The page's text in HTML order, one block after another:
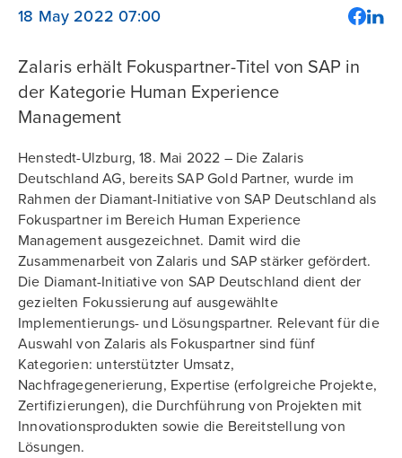
18 May 2022 07:00
Zalaris erhält Fokuspartner-Titel von SAP in
der Kategorie Human Experience
Management
Henstedt-Ulzburg, 18. Mai 2022 – Die Zalaris
Deutschland AG, bereits SAP Gold Partner, wurde im
Rahmen der Diamant-Initiative von SAP Deutschland als
Fokuspartner im Bereich Human Experience
Management ausgezeichnet. Damit wird die
Zusammenarbeit von Zalaris und SAP stärker gefördert.
Die Diamant-Initiative von SAP Deutschland dient der
gezielten Fokussierung auf ausgewählte
Implementierungs- und Lösungspartner. Relevant für die
Auswahl von Zalaris als Fokuspartner sind fünf
Kategorien: unterstützter Umsatz,
Nachfragegenerierung, Expertise (erfolgreiche Projekte,
Zertifizierungen), die Durchführung von Projekten mit
Innovationsprodukten sowie die Bereitstellung von
Lösungen.